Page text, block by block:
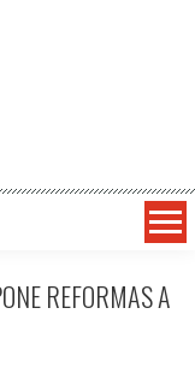
REFORMAS A